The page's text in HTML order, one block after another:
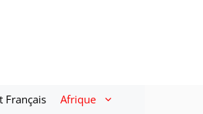
Français Afrique